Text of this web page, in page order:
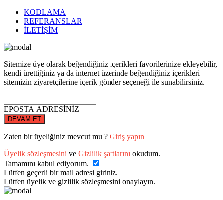
KODLAMA
REFERANSLAR
İLETİŞİM
Sitemize üye olarak beğendiğiniz içerikleri favorilerinize ekleyebilir,
kendi ürettiğiniz ya da internet üzerinde beğendiğiniz içerikleri
sitemizin ziyaretçilerine içerik gönder seçeneği ile sunabilirsiniz.
EPOSTA ADRESİNİZ
DEVAM ET
Zaten bir üyeliğiniz mevcut mu ? Giriş yapın
Üyelik sözleşmesini ve Gizlilik şartlarını okudum.
Tamamını kabul ediyorum.
Lütfen geçerli bir mail adresi giriniz.
Lütfen üyelik ve gizlilik sözleşmesini onaylayın.